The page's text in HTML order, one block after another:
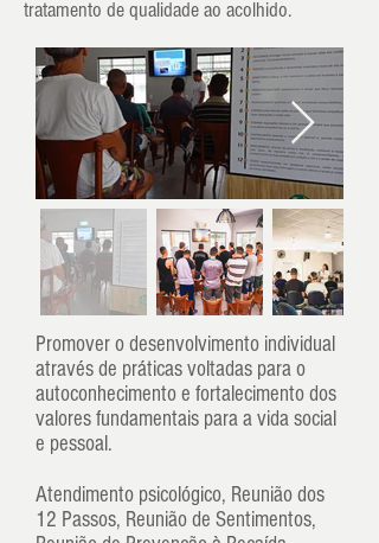
tratamento de qualidade ao acolhido.
Promover o desenvolvimento individual
através de práticas voltadas para o
autoconhecimento e fortalecimento dos
valores fundamentais para a vida social
e pessoal.
Atendimento psicológico, Reunião dos
12 Passos, Reunião de Sentimentos,